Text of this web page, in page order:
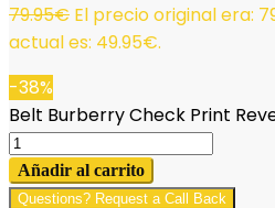
79.95€ El precio original era:
actual es: 49.95€.
-38%
Belt Burberry Check Print
Añadir al carrito
Questions? Request a Call Back